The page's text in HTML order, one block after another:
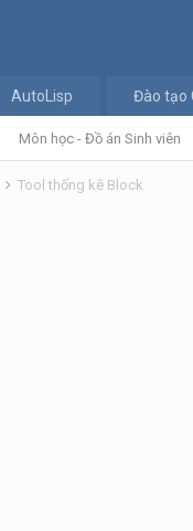
Môn học - Đồ án Sinh viên
AutoLisp Đào tạo
Tool thống kê Block